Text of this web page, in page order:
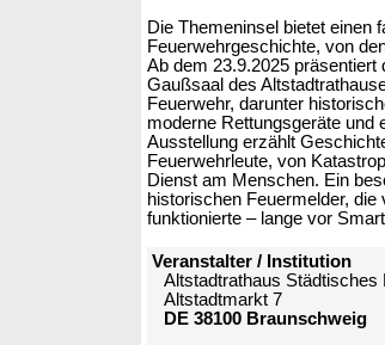
Die Themeninsel bietet einen
Feuerwehrgeschichte, von
Ab dem 23.9.2025
Gaußsaal des
Feuerwehr, darunter
moderne Rettungsgeräte und
Ausstellung erzählt
Feuerwehrleute, von
Dienst am Menschen. Ein
historischen Feuermelder,
funktionierte – lange vor
Veranstalter / Institution
Altstadtrathaus
Altstadtmarkt 7
DE 38100 Braunschweig